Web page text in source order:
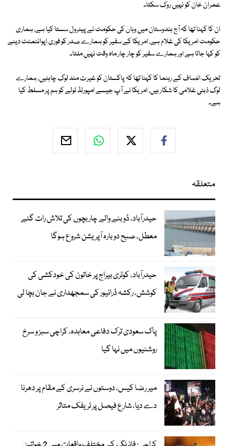
عمران خان کو نہیں روک سکتا۔
ان کا کہنا تھا کہ آج ہندوستان میں وہاں کی حکومت نے پیٹرول سستا کیا ہے، ہماری
حکومت امریکا کی غلام ہے، امریکا کے سفیر کو ہمارے صدر کو فوری اپوائنمنٹ دینے
کو کہا جاتا ہے اور ہمارے سفیر کو چار چار ماہ وقت نہیں ملتا۔
تحریک انصاف کے رہنما کا کہنا تھا کہ پاکستان کو غیرت مند لوگ چاہئیں، ہمارے
لوگ ذہنی غلامی کا شکار ہیں، امریکا نے آپ جیسے امپورٹڈ ٹولے کو ہم پر مسلط کیا
ہے۔
متعلقہ
حیدرآباد، ڈوبنے والے چار بچوں کی تلاش رات گئے
معطل، صبح دوبارہ آپریشن شروع ہوگا
حیدرآباد، کوٹری بیراج پر خاتون کی خودکشی کی
کوشش، رکشہ ڈرائیور کی سمجھداری نے جان بچا لی
پاک سعودی ترک دفاعی معاہدہ، کراچی سبز و سرخ
روشنیوں میں نہا گیا
میر رضا کیس، دوستوں نے نرسری کے مقام پر دھرنا
دے دیا، شارع فیصل پر ٹریفک متاثر